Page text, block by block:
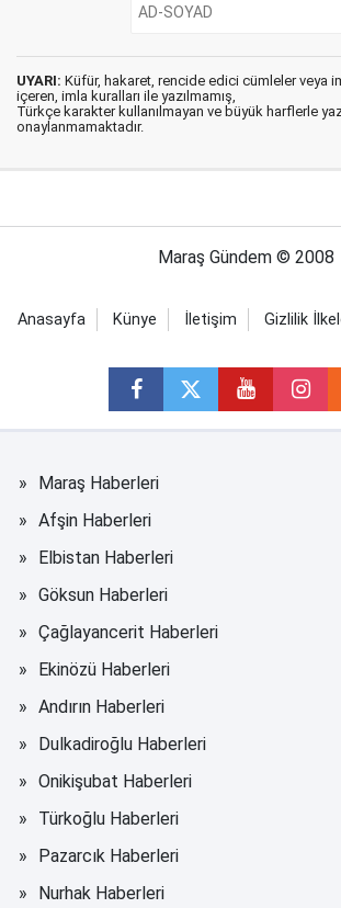
UYARI: Küfür, hakaret, rencide edici cümleler veya
içeren, imla kuralları ile yazılmamış,
Türkçe karakter kullanılmayan ve büyük harflerle
onaylanmamaktadır.
Maraş Gündem © 2008
Anasayfa Künye İletişim Gizlilik
Maraş Haberleri
Afşin Haberleri
Elbistan Haberleri
Göksun Haberleri
Çağlayancerit Haberleri
Ekinözü Haberleri
Andırın Haberleri
Dulkadiroğlu Haberleri
Onikişubat Haberleri
Türkoğlu Haberleri
Pazarcık Haberleri
Nurhak Haberleri